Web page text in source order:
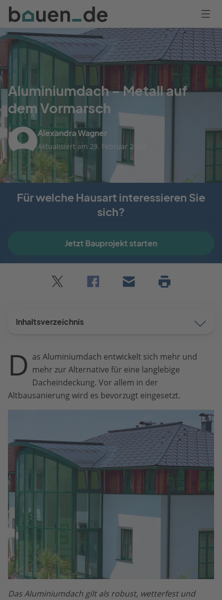
Bauen
Logo
Anmelden
Aluminiumdach – Metall auf
dem Vormarsch
Alexandra Wagner
Aktualisiert am 29. Februar 2024
Für welche Hausart interessieren Sie
sich?
Jetzt Bauprojekt starten
Inhaltsverzeichnis
D as Aluminiumdach entwickelt sich mehr und
mehr zur Alternative für eine langlebige
Dacheindeckung. Vor allem in der
Altbausanierung wird es bevorzugt eingesetzt.
Das Aluminiumdach gilt als robust, wetterfest und